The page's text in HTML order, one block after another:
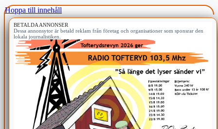
Hoppa till innehåll
BETALDA ANNONSER
Dessa annonsytor är betald reklam från företag och organisationer som sponsrar den
lokala journalistiken.